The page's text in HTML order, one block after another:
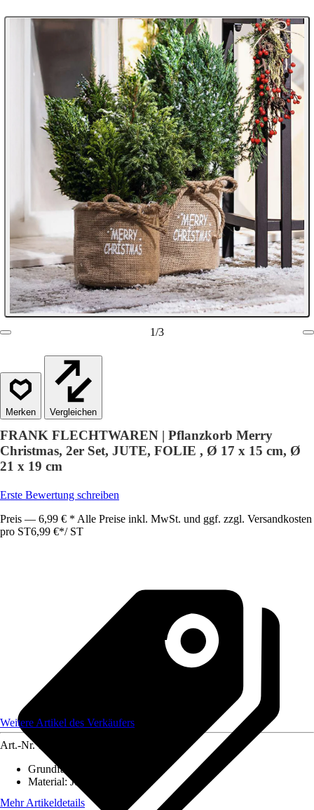
1/3
Vergleichen
FRANK FLECHTWAREN | Pflanzkorb Merry
Christmas, 2er Set, JUTE, FOLIE , Ø 17 x 15 cm, Ø
21 x 19 cm
Erste Bewertung schreiben
Preis — 6,99 € * Alle Preise inkl. MwSt. und ggf. zzgl. Versandkosten
pro ST6,99 €*/ ST
Weitere Artikel des Verkäufers
Art.-Nr. 12584287
Grundfarbe
Material:Jute
Mehr Artikeldetails